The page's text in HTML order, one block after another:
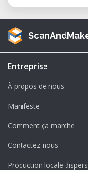
Entreprise
À propos de nous
Manifeste
Comment ça marche
Contactez-nous
Production locale